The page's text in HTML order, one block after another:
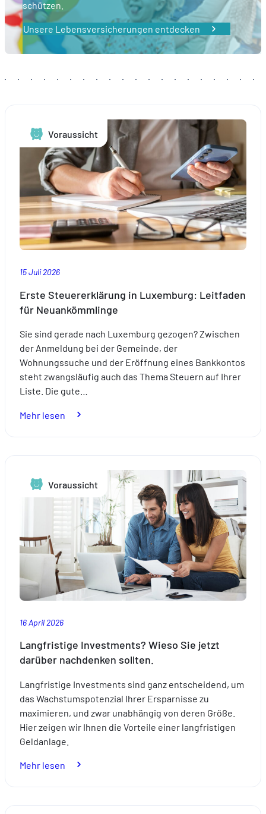
comprenant comment vous arrivez sur notre site.
Proposer des offres et services personnalisés et en
les performances. Partager des informations avec les
sociaux utilisés et vous permettre de visualiser du contenu
schützen.
Unsere Lebensversicherungen entdecken
Voraussicht
15 Juli 2026
Erste Steuererklärung in Luxemburg: Leitfaden
für Neuankömmlinge
Sie sind gerade nach Luxemburg gezogen? Zwischen
der Anmeldung bei der Gemeinde, der
Wohnungssuche und der Eröffnung eines Bankkontos
steht zwangsläufig auch das Thema Steuern auf Ihrer
Liste. Die gute…
Mehr lesen
Luxemburg:
Leitfaden
Neuankömmlinge
Voraussicht
16 April 2026
Langfristige Investments? Wieso Sie jetzt
darüber nachdenken sollten.
Langfristige Investments sind ganz entscheidend, um
das Wachstumspotenzial Ihrer Ersparnisse zu
maximieren, und zwar unabhängig von deren Größe.
Hier zeigen wir Ihnen die Vorteile einer langfristigen
Geldanlage.
Mehr lesen